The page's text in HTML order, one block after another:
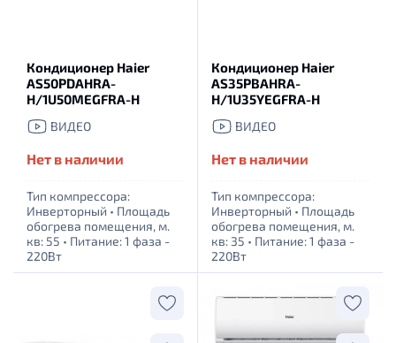
Кондиционер Haier
AS50PDAHRA-
H/1U50MEGFRA-H
ВИДЕО
Нет в наличии
Тип компрессора:
Инверторный • Площадь
обогрева помещения, м.
кв: 55 • Питание: 1 фаза -
220Вт
Кондиционер Haier
AS35PBAHRA-
H/1U35YEGFRA-H
ВИДЕО
Нет в наличии
Тип компрессора:
Инверторный • Площадь
обогрева помещения, м.
кв: 35 • Питание: 1 фаза -
220Вт